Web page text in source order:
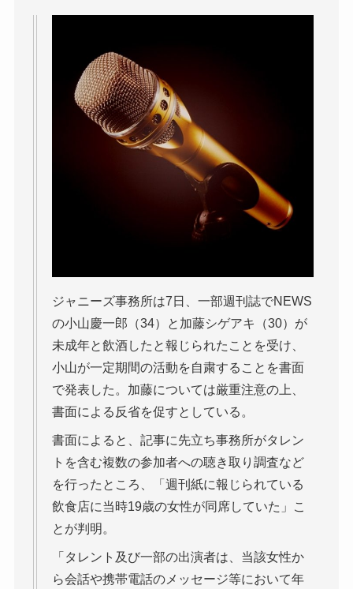
ジャニーズ事務所は7日、一部週刊誌でNEWS
の小山慶一郎（34）と加藤シゲアキ（30）が
未成年と飲酒したと報じられたことを受け、
小山が一定期間の活動を自粛することを書面
で発表した。加藤については厳重注意の上、
書面による反省を促すとしている。
書面によると、記事に先立ち事務所がタレン
トを含む複数の参加者への聴き取り調査など
を行ったところ、「週刊紙に報じられている
飲食店に当時19歳の女性が同席していた」こ
とが判明。
「タレント及び一部の出演者は、当該女性か
ら会話や携帯電話のメッセージ等において年